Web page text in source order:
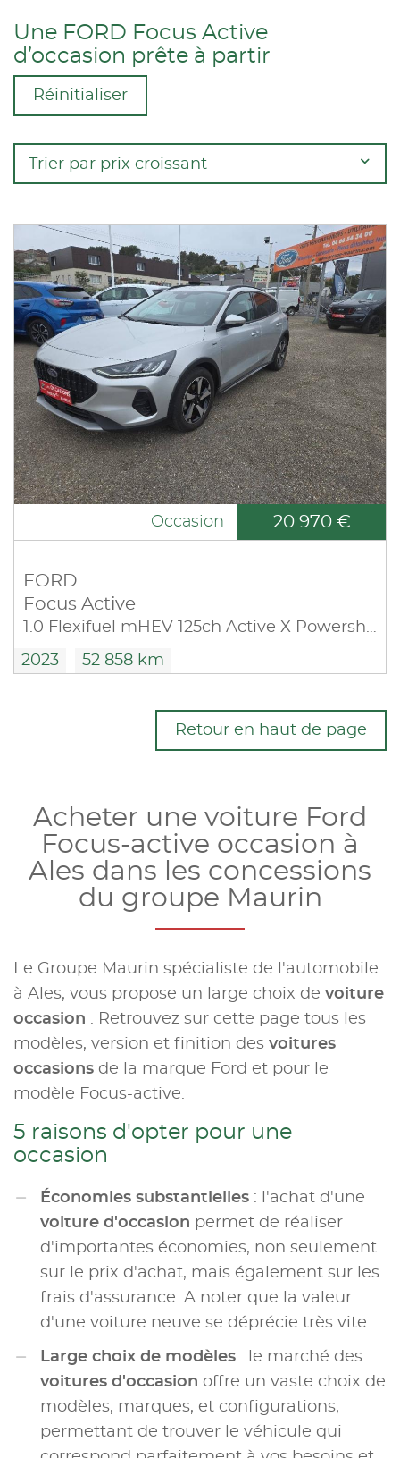
Une FORD Focus Active
d’occasion prête à partir
Réinitialiser
Trier par prix croissant
Occasion 20 970 €
FORD
Focus Active
1.0 Flexifuel mHEV 125ch Active X Powershift
2023 52 858 km
Retour en haut de page
Acheter une voiture Ford
Focus-active occasion à
Ales dans les concessions
du groupe Maurin
Le Groupe Maurin spécialiste de l'automobile
à Ales, vous propose un large choix de voiture
occasion . Retrouvez sur cette page tous les
modèles, version et finition des voitures
occasions de la marque Ford et pour le
modèle Focus-active.
5 raisons d'opter pour une
occasion
Économies substantielles : l'achat d'une
voiture d'occasion permet de réaliser
d'importantes économies, non seulement
sur le prix d'achat, mais également sur les
frais d'assurance. A noter que la valeur
d'une voiture neuve se déprécie très vite.
Large choix de modèles : le marché des
voitures d'occasion offre un vaste choix de
modèles, marques, et configurations,
permettant de trouver le véhicule qui